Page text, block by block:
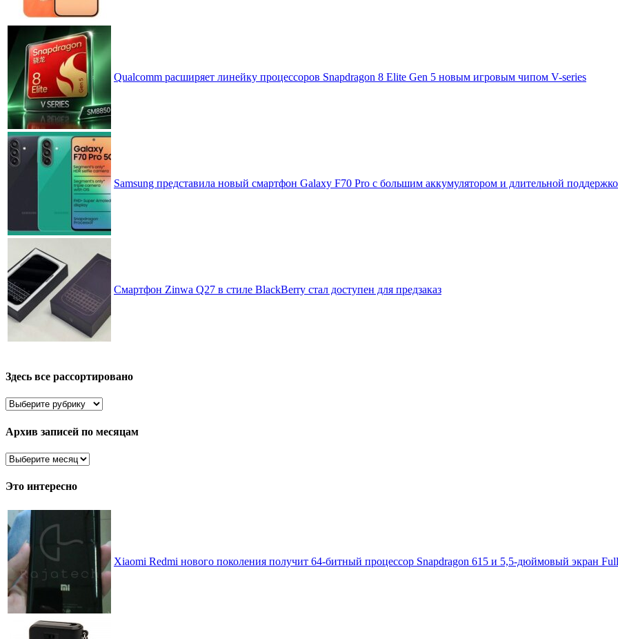
Qualcomm расширяет линейку процессоров Snapdragon 8 Elite Gen 5 новым игровым чипом V-series
Samsung представила новый смартфон Galaxy F70 Pro с большим аккумулятором и длительной
Смартфон Zinwa Q27 в стиле BlackBerry стал доступен для предзаказ
Здесь все рассортировано
Здесь
рассортировано
Архив записей по месяцам
Архив
по
Это интересно
Xiaomi Redmi нового поколения получит 64-битный процессор Snapdragon 615 и 5,5-дюймовый экран